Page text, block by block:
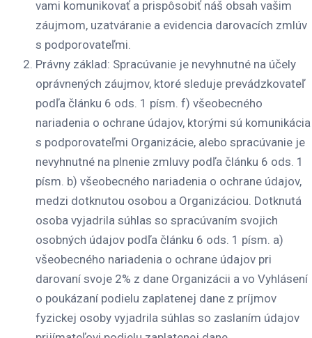
vami komunikovať a prispôsobiť náš obsah vašim
záujmom, uzatváranie a evidencia darovacích zmlúv
s podporovateľmi.
Právny základ: Spracúvanie je nevyhnutné na účely
oprávnených záujmov, ktoré sleduje prevádzkovateľ
podľa článku 6 ods. 1 písm. f) všeobecného
nariadenia o ochrane údajov, ktorými sú komunikácia
s podporovateľmi Organizácie, alebo spracúvanie je
nevyhnutné na plnenie zmluvy podľa článku 6 ods. 1
písm. b) všeobecného nariadenia o ochrane údajov,
medzi dotknutou osobou a Organizáciou. Dotknutá
osoba vyjadrila súhlas so spracúvaním svojich
osobných údajov podľa článku 6 ods. 1 písm. a)
všeobecného nariadenia o ochrane údajov pri
darovaní svoje 2% z dane Organizácii a vo Vyhlásení
o poukázaní podielu zaplatenej dane z príjmov
fyzickej osoby vyjadrila súhlas so zaslaním údajov